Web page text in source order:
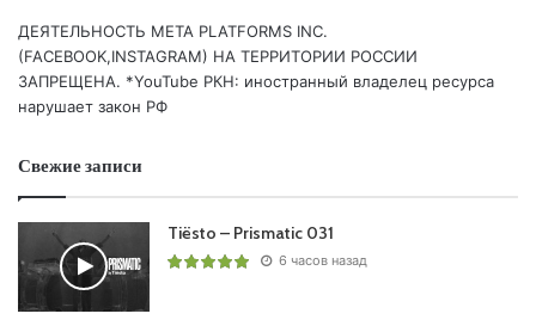
ДЕЯТЕЛЬНОСТЬ МЕТА PLATFORMS INC.
(FACEBOOK,INSTAGRAM) НА ТЕРРИТОРИИ РОССИИ
ЗАПРЕЩЕНА. *YouTube РКН: иностранный владелец ресурса
нарушает закон РФ
Свежие записи
Tiësto – Prismatic 031
6 часов назад